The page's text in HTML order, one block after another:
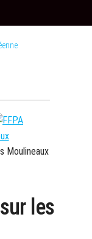
Moulineaux
les